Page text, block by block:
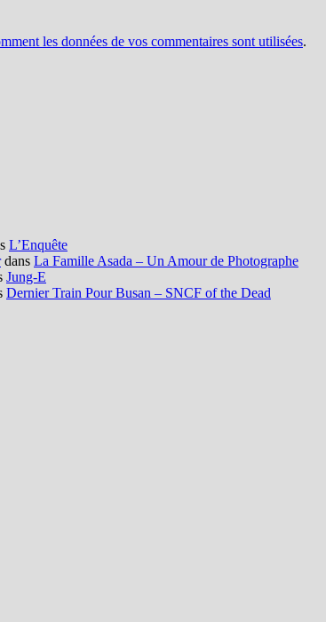
les données de vos commentaires sont utilisées.
L’Enquête
dans La Famille Asada – Un Amour de Photographe
Jung-E
Dernier Train Pour Busan – SNCF of the Dead